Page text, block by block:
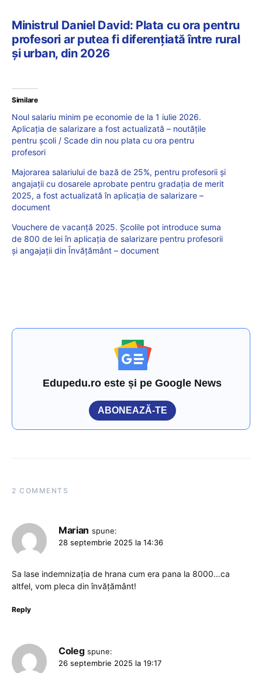
Ministrul Daniel David: Plata cu ora pentru
profesori ar putea fi diferențiată între rural
și urban, din 2026
Similare
Noul salariu minim pe economie de la 1 iulie 2026.
Aplicația de salarizare a fost actualizată – noutățile
pentru școli / Scade din nou plata cu ora pentru
profesori
Majorarea salariului de bază de 25%, pentru profesorii și
angajații cu dosarele aprobate pentru gradația de merit
2025, a fost actualizată în aplicația de salarizare –
document
Vouchere de vacanță 2025. Școlile pot introduce suma
de 800 de lei în aplicația de salarizare pentru profesorii
și angajații din Învățământ – document
Edupedu.ro este și pe Google News
ABONEAZĂ-TE
2 COMMENTS
Marian spune:
28 septembrie 2025 la 14:36
Sa lase indemnizația de hrana cum era pana la 8000…ca
altfel, vom pleca din învățământ!
Reply
Coleg spune:
26 septembrie 2025 la 19:17